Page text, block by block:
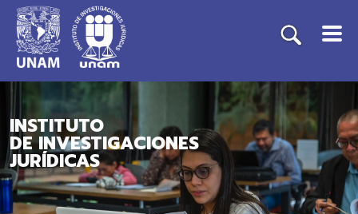
INSTITUTO
DE INVESTIGACIONES
JURÍDICAS